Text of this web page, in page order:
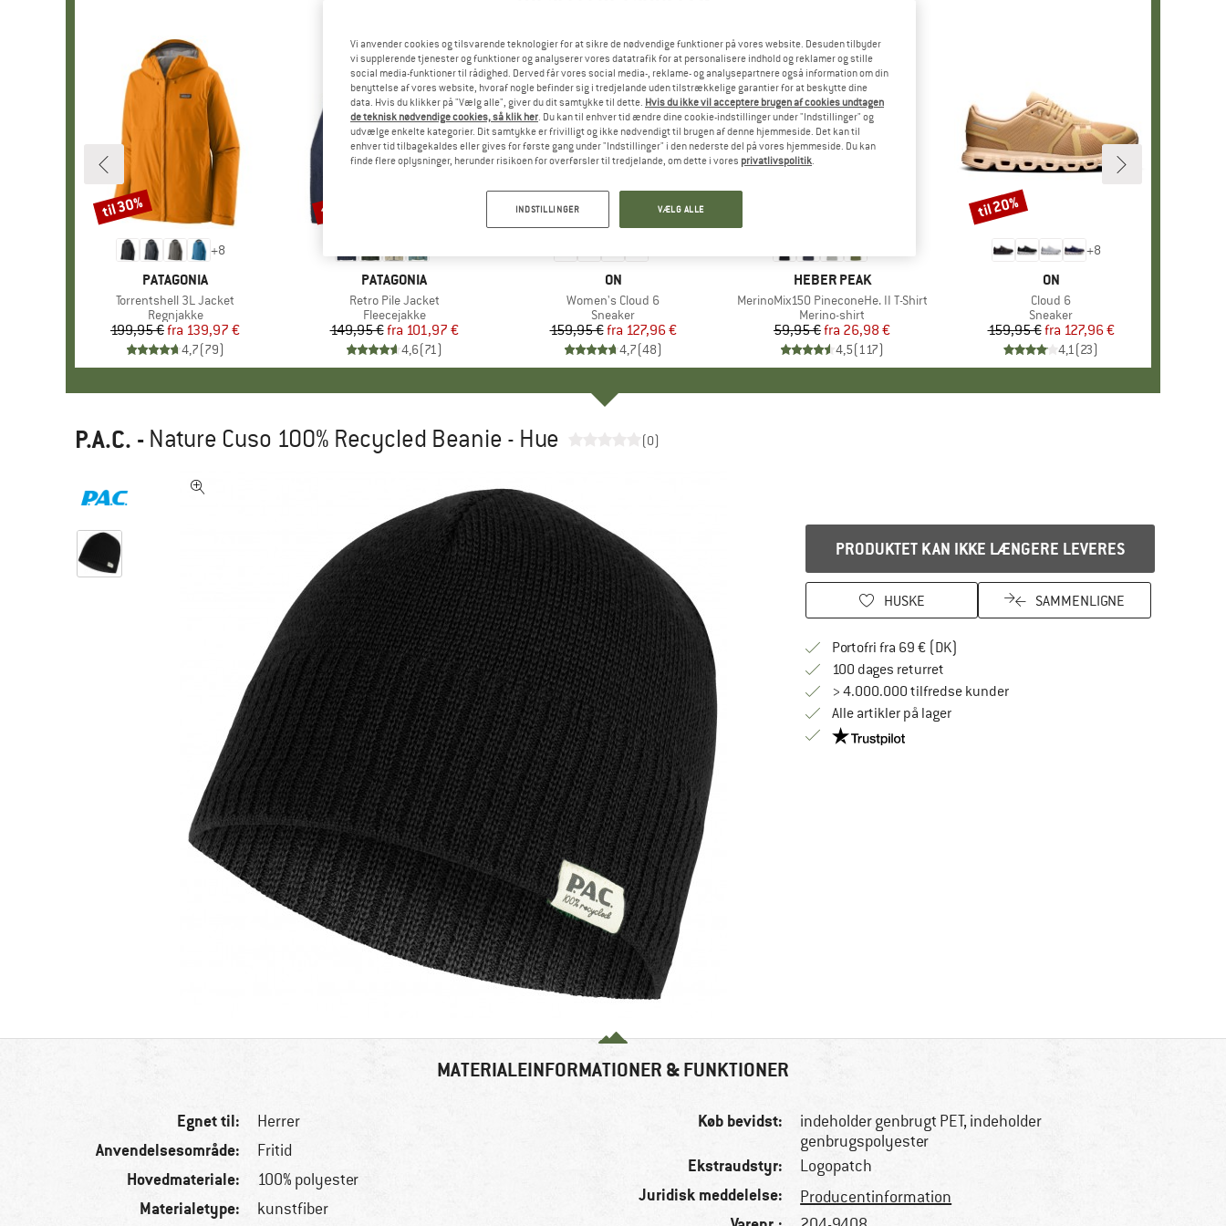
+8
MÆRKE
PATAGONIA
Artikel
Torrentshell 3L Jacket
Produktgruppe
Regnjakke
Pris
199,95 € Nedsat pris
fra 139,97 €
4,7(79)
Rabat
til 30%
MÆRKE
PATAGONIA
Artikel
Retro Pile Jacket
Produktgruppe
Fleecejakke
Pris
149,95 € Nedsat pris
fra 101,97 €
4,6(71)
Rabat
til 32%
MÆRKE
ON
Artikel
Women's Cloud 6
Produktgruppe
Sneaker
Pris
159,95 € Nedsat pris
fra 127,96 €
4,7(48)
Rabat
til 20%
MÆRKE
HEBER PEAK
Artikel
MerinoMix150 PineconeHe. II T-Shirt
Produktgruppe
Merino-shirt
Pris
59,95 € Nedsat pris
fra 26,98 €
4,5(117)
+8
MÆRKE
ON
Artikel
Cloud 6
Produktgruppe
Sneaker
Pris
159,95 € Nedsat pris
fra 127,96 €
4,1(23)
Rabat
til 20%
P.A.C. - Nature Cuso 100% Recycled Beanie - Hue (0)
PRODUKTET KAN IKKE LÆNGERE LEVERES
HUSKE SAMMENLIGNE
Portofri fra 69 € (DK)
100 dages returretGå til returretten her Åbnes i en infoboks
> 4.000.000 tilfredse kunder
Alle artikler på lager
Vi er Trustpilot-certificeret - oplysningerne får du
MATERIALEINFORMATIONER & FUNKTIONER
Egnet til: Herrer
Anvendelsesområde: Fritid
Hovedmateriale: 100% polyester
Materialetype: kunstfiber
Køb bevidst:
indeholder genbrugt PET, indeholder
genbrugspolyester
Ekstraudstyr: Logopatch
Juridisk meddelelse: Producentinformation
Vi anvender cookies og tilsvarende teknologier for at sikre de nødvendige funktioner på vores website. Desuden tilbyder
vi supplerende tjenester og funktioner og analyserer vores datatrafik for at personalisere indhold og reklamer og stille
social media-funktioner til rådighed. Derved får vores social media-, reklame- og analysepartnere også information om din
benyttelse af vores website, hvoraf nogle befinder sig i tredjelande uden tilstrækkelige garantier for at beskytte dine
data. Hvis du klikker på "Vælg alle", giver du dit samtykke til dette. Hvis du ikke vil acceptere brugen af cookies undtagen
de teknisk nødvendige cookies, så klik her. Du kan til enhver tid ændre dine cookie-indstillinger under "Indstillinger" og
udvælge enkelte kategorier. Dit samtykke er frivilligt og ikke nødvendigt til brugen af denne hjemmeside. Det kan til
enhver tid tilbagekaldes eller gives for første gang under "Indstillinger" i den nederste del på vores hjemmeside. Du kan
finde flere oplysninger, herunder risikoen for overførsler til tredjelande, om dette i vores privatlivspolitik.
INDSTILLINGER VÆLG ALLE